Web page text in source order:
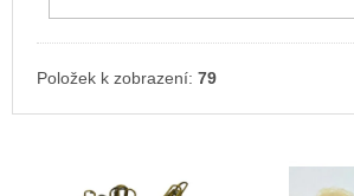
Položek k zobrazení: 79